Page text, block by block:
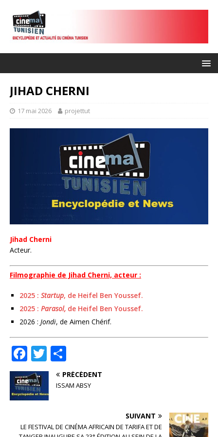
JIHAD CHERNI
17 mai 2026 projettut
Jihad Cherni
Acteur.
Filmographie de Jihad Cherni, acteur :
2025 : Startup, de Heifel Ben Youssef.
2025 : Parasol, de Heifel Ben Youssef.
2026 : Jondi, de Aimen Chérif.
F
a
c
e
o
T
w
it
te
ar
ta
r
PRÉCÉDENT
ISSAM ABSY
SUIVANT
LE FESTIVAL DE CINÉMA AFRICAIN DE TARIFA ET DE